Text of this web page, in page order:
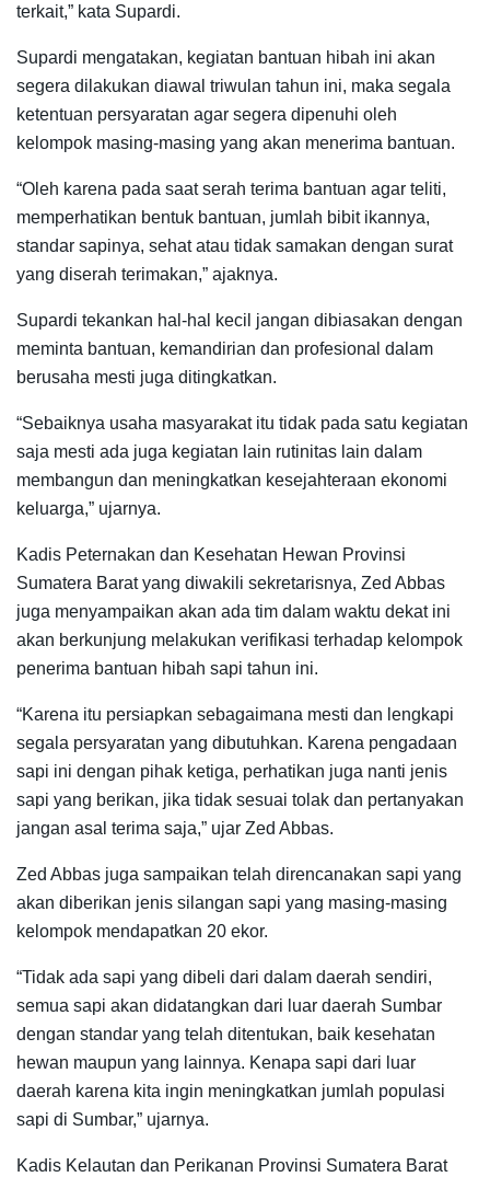
terkait,” kata Supardi.
Supardi mengatakan, kegiatan bantuan hibah ini akan
segera dilakukan diawal triwulan tahun ini, maka segala
ketentuan persyaratan agar segera dipenuhi oleh
kelompok masing-masing yang akan menerima bantuan.
“Oleh karena pada saat serah terima bantuan agar teliti,
memperhatikan bentuk bantuan, jumlah bibit ikannya,
standar sapinya, sehat atau tidak samakan dengan surat
yang diserah terimakan,” ajaknya.
Supardi tekankan hal-hal kecil jangan dibiasakan dengan
meminta bantuan, kemandirian dan profesional dalam
berusaha mesti juga ditingkatkan.
“Sebaiknya usaha masyarakat itu tidak pada satu kegiatan
saja mesti ada juga kegiatan lain rutinitas lain dalam
membangun dan meningkatkan kesejahteraan ekonomi
keluarga,” ujarnya.
Kadis Peternakan dan Kesehatan Hewan Provinsi
Sumatera Barat yang diwakili sekretarisnya, Zed Abbas
juga menyampaikan akan ada tim dalam waktu dekat ini
akan berkunjung melakukan verifikasi terhadap kelompok
penerima bantuan hibah sapi tahun ini.
“Karena itu persiapkan sebagaimana mesti dan lengkapi
segala persyaratan yang dibutuhkan. Karena pengadaan
sapi ini dengan pihak ketiga, perhatikan juga nanti jenis
sapi yang berikan, jika tidak sesuai tolak dan pertanyakan
jangan asal terima saja,” ujar Zed Abbas.
Zed Abbas juga sampaikan telah direncanakan sapi yang
akan diberikan jenis silangan sapi yang masing-masing
kelompok mendapatkan 20 ekor.
“Tidak ada sapi yang dibeli dari dalam daerah sendiri,
semua sapi akan didatangkan dari luar daerah Sumbar
dengan standar yang telah ditentukan, baik kesehatan
hewan maupun yang lainnya. Kenapa sapi dari luar
daerah karena kita ingin meningkatkan jumlah populasi
sapi di Sumbar,” ujarnya.
Kadis Kelautan dan Perikanan Provinsi Sumatera Barat